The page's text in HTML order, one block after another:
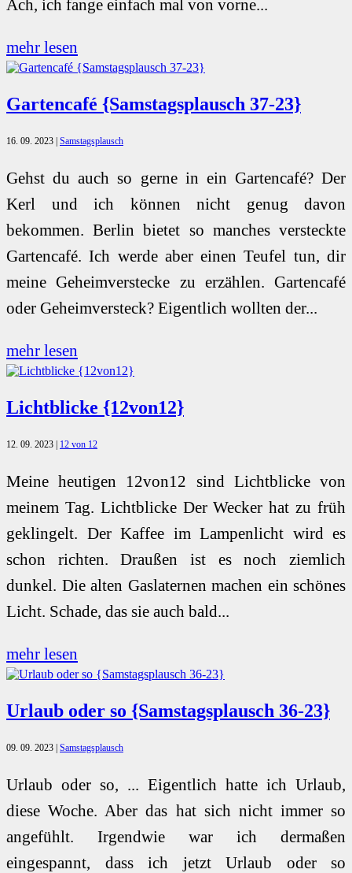
Ach, ich fange einfach mal von vorne...
mehr lesen
Gartencafé {Samstagsplausch 37-23}
16. 09. 2023 Samstagsplausch
Gehst du auch so gerne in ein Gartencafé? Der
Kerl und ich können nicht genug davon
bekommen. Berlin bietet so manches versteckte
Gartencafé. Ich werde aber einen Teufel tun, dir
meine Geheimverstecke zu erzählen. Gartencafé
oder Geheimversteck? Eigentlich wollten der...
mehr lesen
Lichtblicke {12von12}
12. 09. 2023 12 von 12
Meine heutigen 12von12 sind Lichtblicke von
meinem Tag. Lichtblicke Der Wecker hat zu früh
geklingelt. Der Kaffee im Lampenlicht wird es
schon richten. Draußen ist es noch ziemlich
dunkel. Die alten Gaslaternen machen ein schönes
Licht. Schade, das sie auch bald...
mehr lesen
Urlaub oder so {Samstagsplausch 36-23}
09. 09. 2023 Samstagsplausch
Urlaub oder so, ... Eigentlich hatte ich Urlaub,
diese Woche. Aber das hat sich nicht immer so
angefühlt. Irgendwie war ich dermaßen
eingespannt, dass ich jetzt Urlaub oder so